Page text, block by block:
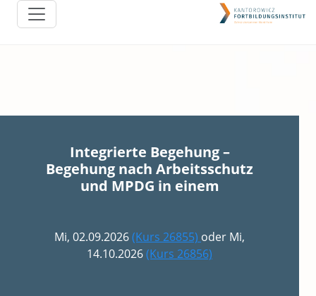
Integrierte Begehung –
Begehung nach Arbeitsschutz
und MPDG in einem
Mi, 02.09.2026(Kurs 26855) oder Mi,
14.10.2026(Kurs 26856)